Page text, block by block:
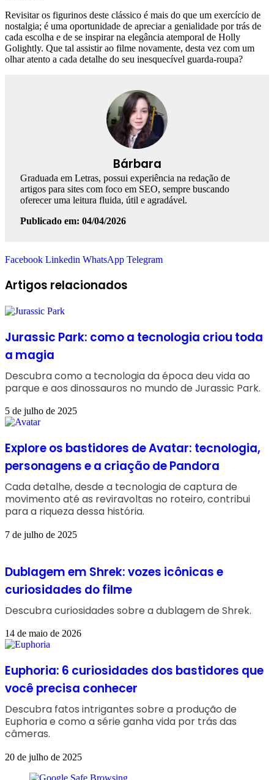
Revisitar os figurinos deste clássico é mais do que um exercício de
nostalgia; é uma oportunidade de apreciar a genialidade por trás de
cada escolha e de se inspirar na elegância atemporal de Holly
Golightly. Que tal assistir ao filme novamente, desta vez com um
olhar atento a cada detalhe do seu inesquecível guarda-roupa?
Bárbara
Graduada em Letras, possui experiência na redação de
artigos para sites com foco em SEO, sempre buscando
oferecer uma leitura fluida, útil e agradável.
Publicado em: 04/04/2026
Facebook Linkedin WhatsApp Telegram
Artigos relacionados
Jurassic Park: como a tecnologia criou toda
a magia
Descubra como a tecnologia da época deu vida ao
parque e aos dinossauros no mundo de Jurassic Park.
5 de julho de 2025
Explore os bastidores de Avatar: tecnologia,
personagens e a criação de Pandora
Cada detalhe, desde a tecnologia de captura de
movimento até as reviravoltas no roteiro, contribui
para a riqueza dessa história.
7 de julho de 2025
Dublagem em Shrek: vozes icônicas e
curiosidades do filme
Descubra curiosidades sobre a dublagem de Shrek.
14 de maio de 2026
Euphoria: 6 curiosidades dos bastidores que
você precisa conhecer
Descubra fatos intrigantes sobre a produção de
Euphoria e como a série ganha vida por trás das
câmeras.
20 de julho de 2025